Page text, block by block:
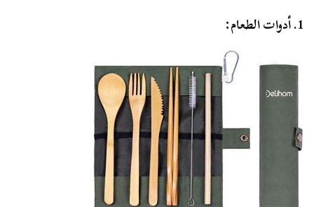
1. أدوات الطعام: